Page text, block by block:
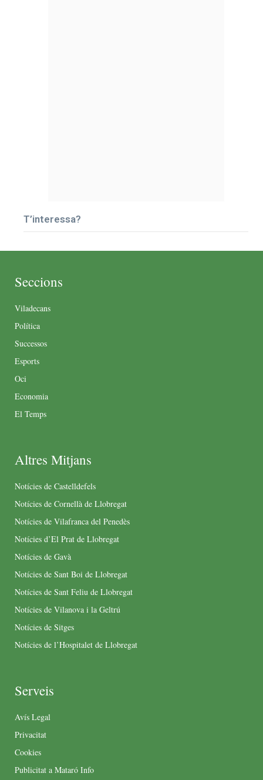
T’interessa?
Seccions
Viladecans
Política
Successos
Esports
Oci
Economia
El Temps
Altres Mitjans
Notícies de Castelldefels
Notícies de Cornellà de Llobregat
Notícies de Vilafranca del Penedès
Notícies d’El Prat de Llobregat
Notícies de Gavà
Notícies de Sant Boi de Llobregat
Notícies de Sant Feliu de Llobregat
Notícies de Vilanova i la Geltrú
Notícies de Sitges
Notícies de l’Hospitalet de Llobregat
Serveis
Avís Legal
Privacitat
Cookies
Publicitat a Mataró Info